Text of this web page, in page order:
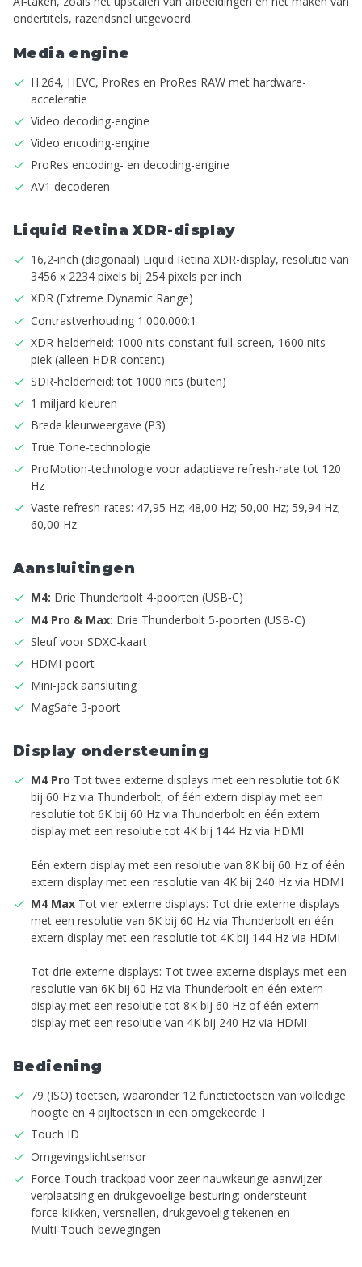
ondertitels, razend­snel uitgevoerd.
Media engine
H.264, HEVC, ProRes en ProRes RAW met hardware-
acceleratie
Video decoding-engine
Video encoding-engine
ProRes encoding- en decoding-engine
AV1 decoderen
Liquid Retina XDR-display
16,2‑inch (diagonaal) Liquid Retina XDR-display, resolutie van
3456 x 2234 pixels bij 254 pixels per inch
XDR (Extreme Dynamic Range)
Contrastverhouding 1.000.000:1
XDR-helderheid: 1000 nits constant full‑screen, 1600 nits
piek (alleen HDR‑content)
SDR-helderheid: tot 1000 nits (buiten)
1 miljard kleuren
Brede kleurweergave (P3)
True Tone-technologie
ProMotion-technologie voor adaptieve refresh-rate tot 120
Hz
Vaste refresh-rates: 47,95 Hz; 48,00 Hz; 50,00 Hz; 59,94 Hz;
60,00 Hz
Aansluitingen
M4: Drie Thunderbolt 4-poorten (USB‑C)
M4 Pro & Max: Drie Thunderbolt 5-poorten (USB‑C)
Sleuf voor SDXC-kaart
HDMI-poort
Mini-jack aansluiting
MagSafe 3-poort
Display ondersteuning
M4 Pro Tot twee externe displays met een resolutie tot 6K
bij 60 Hz via Thunderbolt, of één extern display met een
resolutie tot 6K bij 60 Hz via Thunderbolt en één extern
display met een resolutie tot 4K bij 144 Hz via HDMI
Eén extern display met een resolutie van 8K bij 60 Hz of één
extern display met een resolutie van 4K bij 240 Hz via HDMI
M4 Max Tot vier externe displays: Tot drie externe displays
met een resolutie van 6K bij 60 Hz via Thunderbolt en één
extern display met een resolutie tot 4K bij 144 Hz via HDMI
Tot drie externe displays: Tot twee externe displays met een
resolutie van 6K bij 60 Hz via Thunderbolt en één extern
display met een resolutie tot 8K bij 60 Hz of één extern
display met een resolutie van 4K bij 240 Hz via HDMI
Bediening
79 (ISO) toetsen, waaronder 12 functietoetsen van volledige
hoogte en 4 pijltoetsen in een omgekeerde T
Touch ID
Omgevings­licht­sensor
Force Touch-trackpad voor zeer nauwkeurige aanwijzer­
verplaatsing en drukgevoelige besturing; ondersteunt
force‑klikken, versnellen, drukgevoelig tekenen en
Multi‑Touch-bewegingen